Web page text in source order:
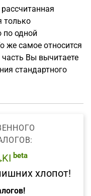
только
по одной
же самое относится
Вы вычитаете
стандартного
KI beta
хлопот!